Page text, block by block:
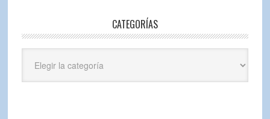
CATEGORÍAS